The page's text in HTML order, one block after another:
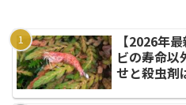
【2026年
ビの寿命以
せと殺虫剤